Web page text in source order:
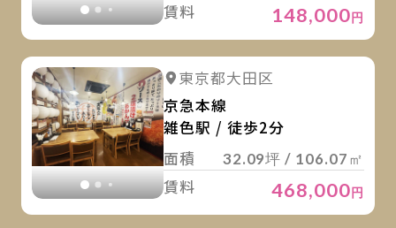
賃料 148,000円
詳細を見る
東京都大田区
京急本線
雑色駅 / 徒歩2分
面積
32.09坪 / 106.07㎡
賃料 468,000円